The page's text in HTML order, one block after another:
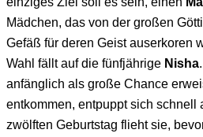
Mädchen, das von der großen
Gefäß für deren Geist auserkoren
Wahl fällt auf die fünfjährige Nisha
anfänglich als große Chance
entkommen, entpuppt sich schnell
zwölften Geburtstag flieht sie,